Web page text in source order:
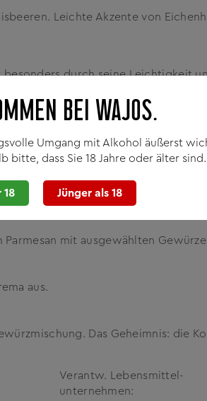
BEI WAJOS.
Umgang mit Alkohol äußerst
bitte, dass Sie 18 Jahre oder älter sind.
18 Jünger als 18
Leichte Akzente von
durch seine Leichtigkeit
Kombination mit einem Schuss
im Einklang mit den fruchtigen
mit ausgewählten
aus.
Das Geheimnis: die
Verantw. Lebensmittel­
unternehmen: